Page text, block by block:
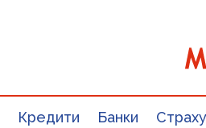
Кредити Банки